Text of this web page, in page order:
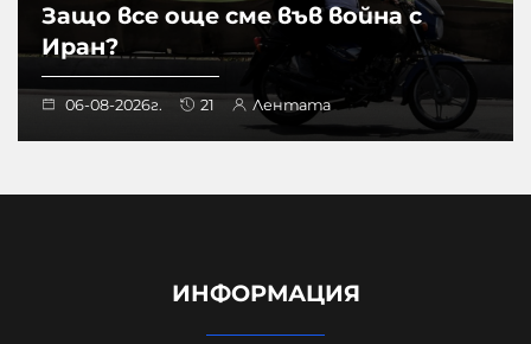
Защо все още сме във война с
Иран?
06-08-2026г. 21 Лентата
ИНФОРМАЦИЯ